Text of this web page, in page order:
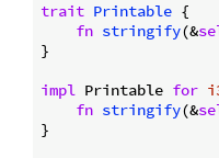
trait Printable {
fn stringify(&
}
impl Printable for
fn stringify(&
}